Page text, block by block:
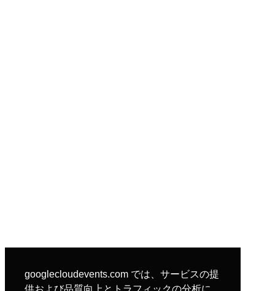
googlecloudevents.com では、サービスの提
供および品質向上とトラフィックの分析に